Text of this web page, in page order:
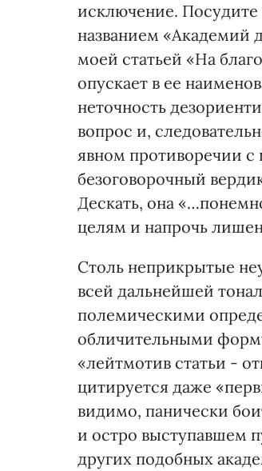
исключение.
названием «Академий
моей статьей «На
опускает в ее
неточность
вопрос и,
явном противоречии
безоговорочный
Дескать, она
целям и напрочь
Столь неприкрытые
всей дальнейшей
полемическими
обличительными
«лейтмотив статьи -
цитируется даже
видимо, панически
и остро выступавшем
других подобных